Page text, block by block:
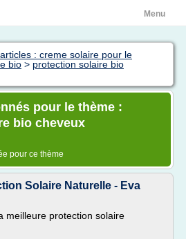
Menu
: creme solaire pour le
bio > protection solaire bio
pour le thème :
bio cheveux
pour ce thème
Solaire Naturelle - Eva
meilleure protection solaire